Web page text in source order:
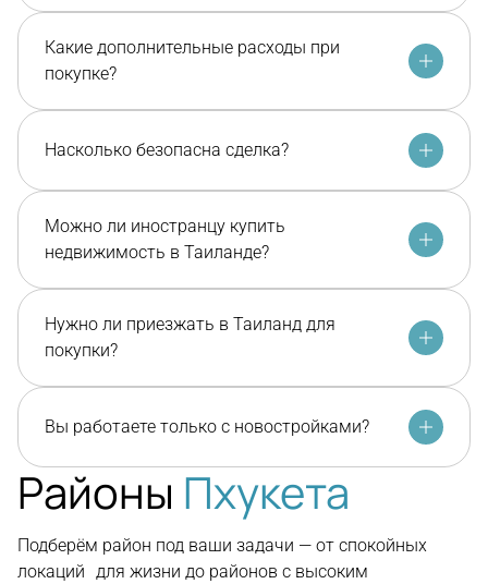
Какие дополнительные расходы при
покупке?
Насколько безопасна сделка?
Можно ли иностранцу купить
недвижимость в Таиланде?
Нужно ли приезжать в Таиланд для
покупки?
Вы работаете только с новостройками?
Районы Пхукета
Подберём район под ваши задачи — от спокойных
локаций для жизни до районов с высоким